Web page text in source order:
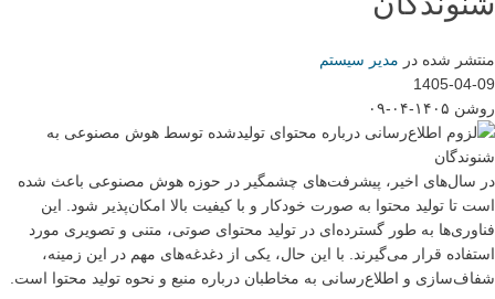
منتشر شده در مدیر سیستم
1405-04-09
روشن ۱۴۰۵-۰۴-۰۹
در سال‌های اخیر، پیشرفت‌های چشمگیر در حوزه هوش مصنوعی باعث شده
است تا تولید محتوا به صورت خودکار و با کیفیت بالا امکان‌پذیر شود. این
فناوری‌ها به طور گسترده‌ای در تولید محتوای صوتی، متنی و تصویری مورد
استفاده قرار می‌گیرند. با این حال، یکی از دغدغه‌های مهم در این زمینه،
شفاف‌سازی و اطلاع‌رسانی به مخاطبان درباره منبع و نحوه تولید محتوا است.